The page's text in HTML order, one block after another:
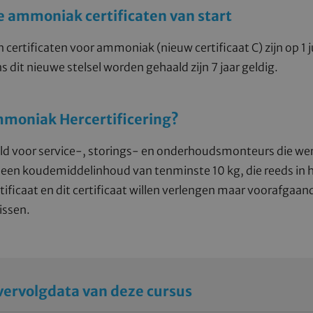
ammoniak certificaten van start
certificaten voor ammoniak (nieuw certificaat C) zijn op
dit nieuwe stelsel worden gehaald zijn 7 jaar geldig.
Hercertificering?
voor service-, storings- en onderhoudsmonteurs die
koudemiddelinhoud van tenminste 10 kg, die reeds in
en dit certificaat willen verlengen maar
van deze cursus